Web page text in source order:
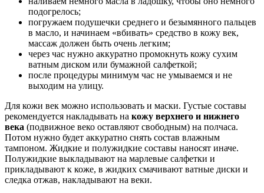
подогрелось;
погружаем подушечки среднего и безымянного пальцев
в масло, и начинаем «вбивать» средство в кожу век,
массаж должен быть очень легким;
через час нужно аккуратно промокнуть кожу сухим
ватным диском или бумажной салфеткой;
после процедуры минимум час не умываемся и не
выходим на улицу.
Для кожи век можно использовать и маски. Густые составы
рекомендуется накладывать на кожу верхнего и нижнего
века (подвижное веко оставляют свободным) на полчаса.
Потом нужно будет аккуратно снять состав влажным
тампоном. Жидкие и полужидкие составы наносят иначе.
Полужидкие выкладывают на марлевые салфетки и
прикладывают к коже, в жидких смачивают ватные диски и
следка отжав, накладывают на веки.